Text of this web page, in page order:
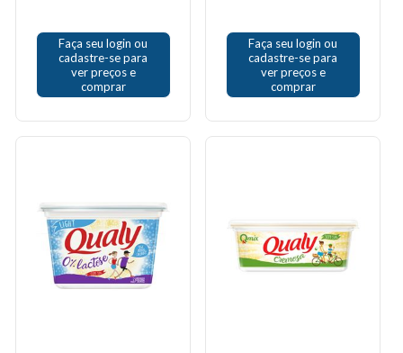
Faça seu login ou
cadastre-se para
ver preços e
comprar
Faça seu login ou
cadastre-se para
ver preços e
comprar